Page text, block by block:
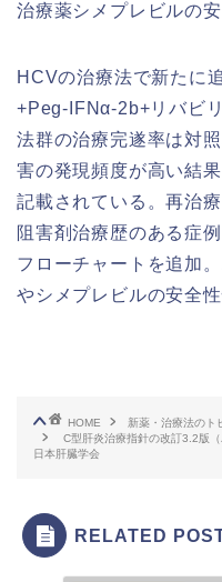
治療薬シメプレビルの
HCVの治療法で新たに
+Peg-IFNα-2b+リバビ
法群の治療完遂率は対
害の発現頻度が高い結
記載されている。再治
阻害剤治療歴のある症
フローチャートを追加
やシメプレビルの安全
HOME
新薬・治療法のト
C型肝炎治療指針の改訂3.2版
日本肝臓学会
RELATED